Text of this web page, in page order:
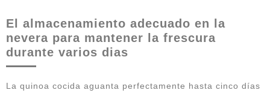
El almacenamiento adecuado en la
nevera para mantener la frescura
durante varios dias
La quinoa cocida aguanta perfectamente hasta cinco días